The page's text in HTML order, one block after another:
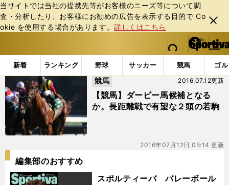
当サイトでは当社の提携先等がお客様のニーズ等について調
査・分析したり、お客様にお勧めの広告を表⽰する⽬的で Co
okie を使⽤する場合があります。詳しくはこちら
閉じ
る
web Sportiva (webスポルティーバ)
検索
マイペ
ー
ジ
メニュ
新着 ランキング 野球 サッカー 競馬 ゴ
b
ス
ポ
ル
テ
ィ
バ
「#ミッキーオリビエ」の最新ニュース・ 情報
【競馬】ダービー馬候補となる
か。長距離戦で有望な２頭の若駒
2016.07.12更新
競馬
2016年07月12日 05:14 更新
編集部のおすすめ
スポルティーバ バレーボール